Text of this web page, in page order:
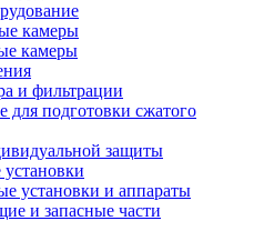
камеры
камеры
и фильтрации
для подготовки сжатого
защиты
установки и аппараты
и запасные части